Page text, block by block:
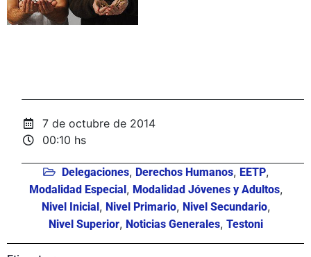
7 de octubre de 2014
00:10 hs
Delegaciones, Derechos Humanos, EETP,
Modalidad Especial, Modalidad Jóvenes y Adultos,
Nivel Inicial, Nivel Primario, Nivel Secundario,
Nivel Superior, Noticias Generales, Testoni